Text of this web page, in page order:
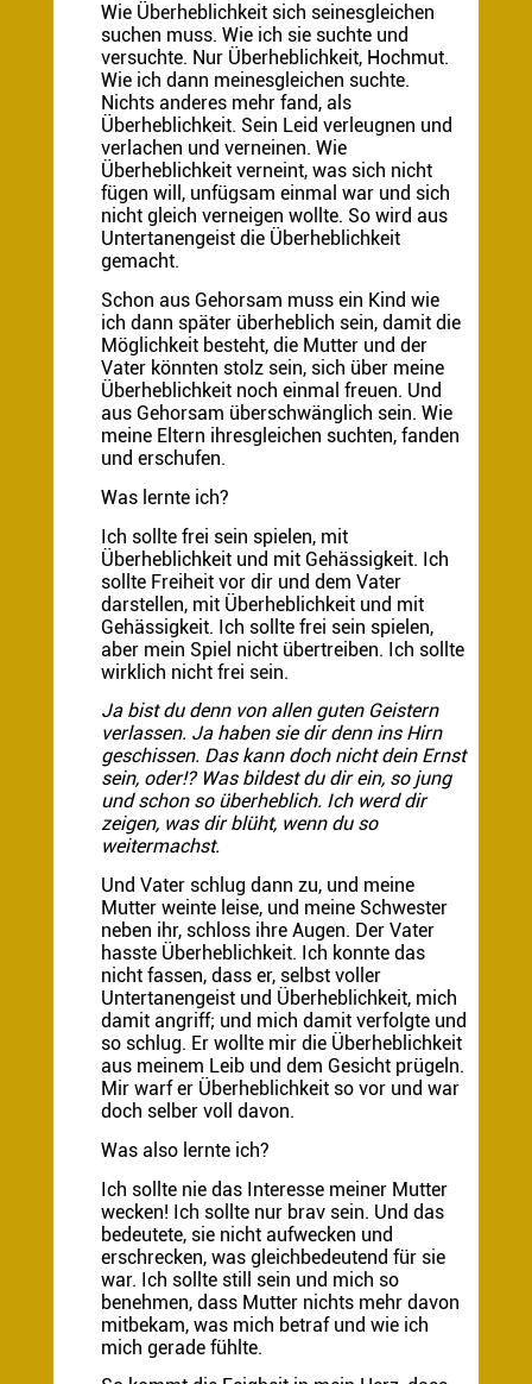
Wie Überheblichkeit sich seinesgleichen
suchen muss. Wie ich sie suchte und
versuchte. Nur Überheblichkeit, Hochmut.
Wie ich dann meinesgleichen suchte.
Nichts anderes mehr fand, als
Überheblichkeit. Sein Leid verleugnen und
verlachen und verneinen. Wie
Überheblichkeit verneint, was sich nicht
fügen will, unfügsam einmal war und sich
nicht gleich verneigen wollte. So wird aus
Untertanengeist die Überheblichkeit
gemacht.
Schon aus Gehorsam muss ein Kind wie
ich dann später überheblich sein, damit die
Möglichkeit besteht, die Mutter und der
Vater könnten stolz sein, sich über meine
Überheblichkeit noch einmal freuen. Und
aus Gehorsam überschwänglich sein. Wie
meine Eltern ihresgleichen suchten, fanden
und erschufen.
Was lernte ich?
Ich sollte frei sein spielen, mit
Überheblichkeit und mit Gehässigkeit. Ich
sollte Freiheit vor dir und dem Vater
darstellen, mit Überheblichkeit und mit
Gehässigkeit. Ich sollte frei sein spielen,
aber mein Spiel nicht übertreiben. Ich sollte
wirklich nicht frei sein.
Ja bist du denn von allen guten Geistern
verlassen. Ja haben sie dir denn ins Hirn
geschissen. Das kann doch nicht dein Ernst
sein, oder!? Was bildest du dir ein, so jung
und schon so überheblich. Ich werd dir
zeigen, was dir blüht, wenn du so
weitermachst.
Und Vater schlug dann zu, und meine
Mutter weinte leise, und meine Schwester
neben ihr, schloss ihre Augen. Der Vater
hasste Überheblichkeit. Ich konnte das
nicht fassen, dass er, selbst voller
Untertanengeist und Überheblichkeit, mich
damit angriff; und mich damit verfolgte und
so schlug. Er wollte mir die Überheblichkeit
aus meinem Leib und dem Gesicht prügeln.
Mir warf er Überheblichkeit so vor und war
doch selber voll davon.
Was also lernte ich?
Ich sollte nie das Interesse meiner Mutter
wecken! Ich sollte nur brav sein. Und das
bedeutete, sie nicht aufwecken und
erschrecken, was gleichbedeutend für sie
war. Ich sollte still sein und mich so
benehmen, dass Mutter nichts mehr davon
mitbekam, was mich betraf und wie ich
mich gerade fühlte.